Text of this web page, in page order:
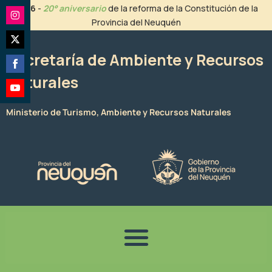
contenido
2026 - 20° aniversariode la reforma de la Constitución de la
Provincia del Neuquén
Secretaría de Ambiente y Recursos
Naturales
Ministerio de Turismo, Ambiente y Recursos Naturales
Share
on
Instagram
Share
on
Twitter
Share
on
Facebook
Share
on